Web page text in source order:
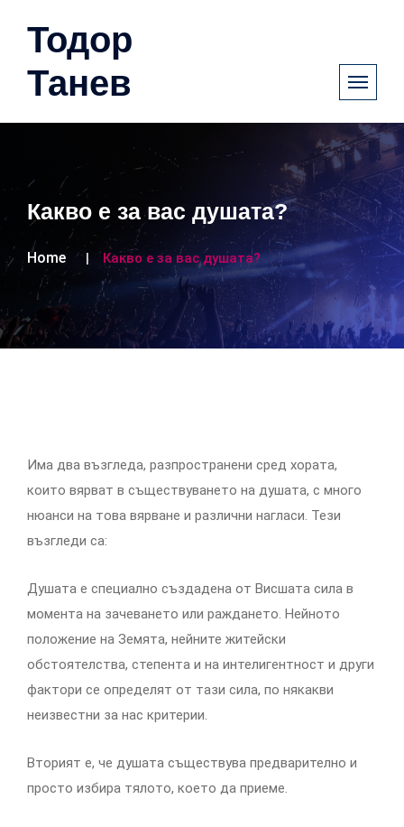
Тодор
Танев
Какво е за вас душата?
Home Какво е за вас душата?
Има два възгледа, разпространени сред хората,
които вярват в съществуването на душата, с много
нюанси на това вярване и различни нагласи. Тези
възгледи са:
Душата е специално създадена от Висшата сила в
момента на зачеването или раждането. Нейното
положение на Земята, нейните житейски
обстоятелства, степента и на интелигентност и други
фактори се определят от тази сила, по някакви
неизвестни за нас критерии.
Вторият е, че душата съществува предварително и
просто избира тялото, което да приеме.